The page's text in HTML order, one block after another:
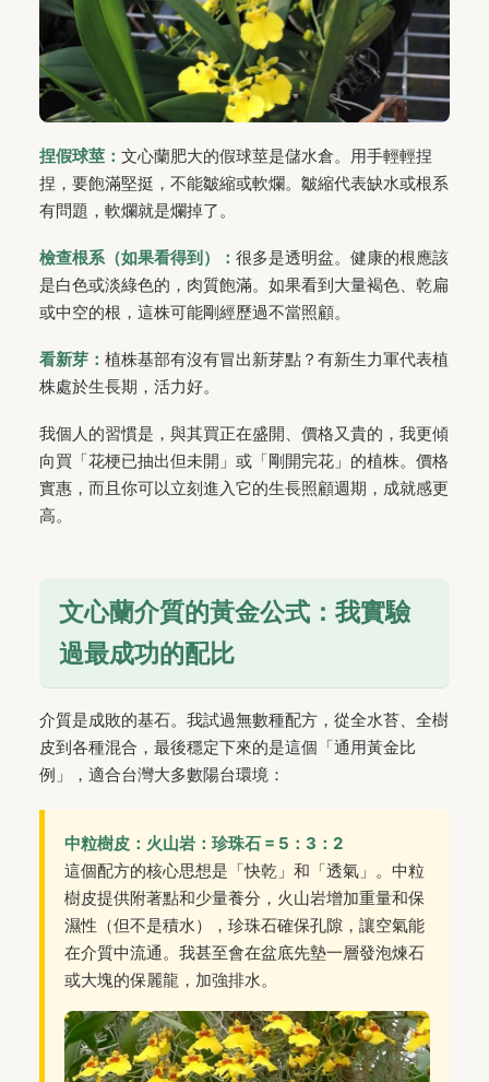
捏假球莖： 文心蘭肥大的假球莖是儲水倉。用手輕輕捏
捏，要飽滿堅挺，不能皺縮或軟爛。皺縮代表缺水或根系
有問題，軟爛就是爛掉了。
檢查根系（如果看得到）： 很多是透明盆。健康的根應該
是白色或淡綠色的，肉質飽滿。如果看到大量褐色、乾扁
或中空的根，這株可能剛經歷過不當照顧。
看新芽： 植株基部有沒有冒出新芽點？有新生力軍代表植
株處於生長期，活力好。
我個人的習慣是，與其買正在盛開、價格又貴的，我更傾
向買「花梗已抽出但未開」或「剛開完花」的植株。價格
實惠，而且你可以立刻進入它的生長照顧週期，成就感更
高。
文心蘭介質的黃金公式：我實驗
過最成功的配比
介質是成敗的基石。我試過無數種配方，從全水苔、全樹
皮到各種混合，最後穩定下來的是這個「通用黃金比
例」，適合台灣大多數陽台環境：
中粒樹皮：火山岩：珍珠石 = 5：3：2
這個配方的核心思想是「快乾」和「透氣」。中粒
樹皮提供附著點和少量養分，火山岩增加重量和保
濕性（但不是積水），珍珠石確保孔隙，讓空氣能
在介質中流通。我甚至會在盆底先墊一層發泡煉石
或大塊的保麗龍，加強排水。